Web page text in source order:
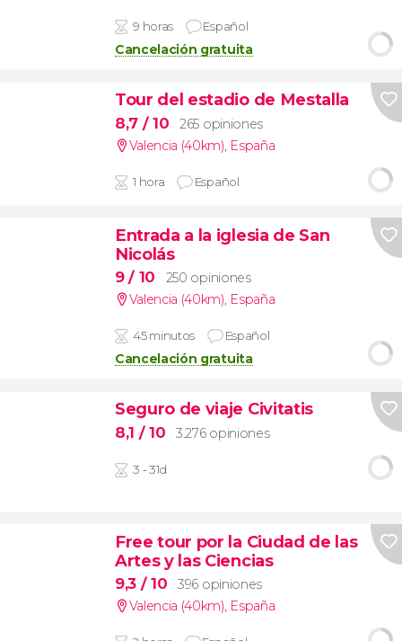
9 horas Español
Cancelación gratuita
Tour del estadio de Mestalla
8,7 / 10
265 opiniones
Valencia (40km), España
1 hora Español
Entrada a la iglesia de San
Nicolás
9/ 10
250 opiniones
Valencia (40km), España
45 minutos Español
Cancelación gratuita
Seguro de viaje Civitatis
8,1 / 10 3.276 opiniones
3 - 31d
Free tour por la Ciudad de las
Artes y las Ciencias
9,3 / 10
396 opiniones
Valencia (40km), España